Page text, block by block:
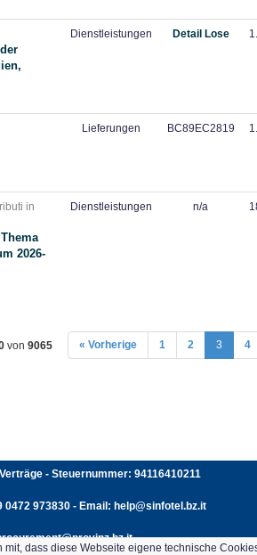
dass diese Webseite eigene technische
Dienstleistungen Detail Lose
Lieferungen BC89EC2819
in
2026-
Dienstleistungen n/a
von 9065 « Vorherige 1 2 3 4
- Steuernummer: 94116410211
973830 - Email: help@sinfotel.bz.it